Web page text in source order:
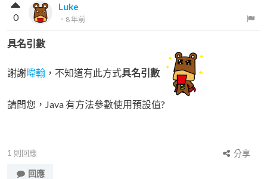
Luke
． 8 年前
0
具名引數
謝謝暐翰 ，不知道有此方式具名引數
請問您，Java 有方法參數使用預設值?
1 則回應
分享
回應